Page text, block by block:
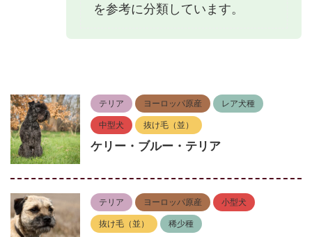
を参考に分類しています。
テリア ヨーロッパ原産 レア犬種
中型犬 抜け毛（並）
ケリー・ブルー・テリア
テリア ヨーロッパ原産 小型犬
抜け毛（並） 稀少種